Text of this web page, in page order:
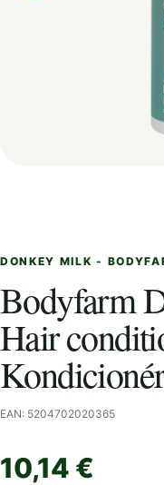
DONKEY MILK -
Bodyfarm
Hair
EAN: 5204702020365
10,14 €